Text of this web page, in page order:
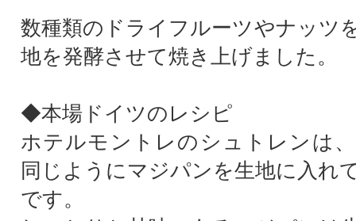
数種類のドライフルーツやナッツ
地を発酵させて焼き上げました。
◆本場ドイツのレシピ
ホテルモントレのシュトレンは
同じようにマジパンを生地に入れ
です。